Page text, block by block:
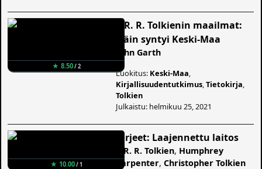
★ 8.50/ 2
J. R. R. Tolkienin maailmat:
Näin syntyi Keski-Maa
John Garth
Luokitus: Keski-Maa
Kirjallisuudentutkimus ,Tietokirja
Tolkien
Julkaistu: helmikuu 25, 2021
★ 10.00/ 1
Kirjeet: Laajennettu laitos
J. R. R. Tolkien, Humphrey
Carpenter,Christopher Tolkien